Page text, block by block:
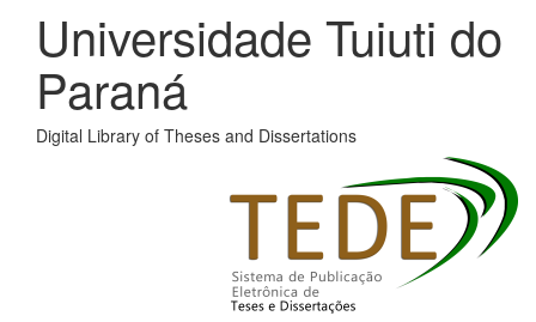
Universidade Tuiuti do
Paraná
Digital Library of Theses and Dissertations